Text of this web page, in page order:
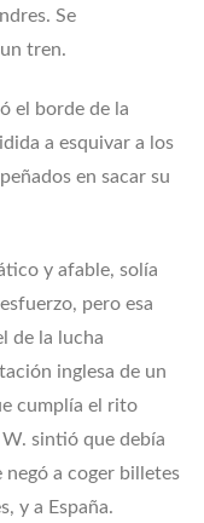
Se
tren.
el borde de la
a esquivar a los
en sacar su
y afable, solía
pero esa
de la lucha
inglesa de un
cumplía el rito
sintió que debía
negó a coger billetes
y a España.